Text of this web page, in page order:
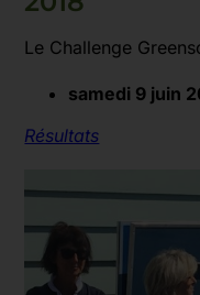
Le Challenge
samedi 9 juin
Résultats